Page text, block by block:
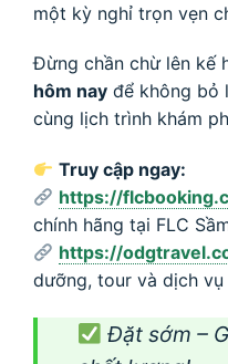
một kỳ nghỉ trọn vẹn
Đừng chần chừ lên kế
hôm nay để không bỏ
cùng lịch trình khám
Truy cập ngay:
https://
chính hãng tại FLC
https://
dưỡng, tour và dịch
Đặt sớm –